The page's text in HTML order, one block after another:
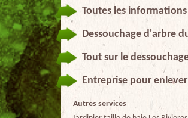
Toutes les informations
Dessouchage d'arbre
Tout sur le
Entreprise pour
Autres services